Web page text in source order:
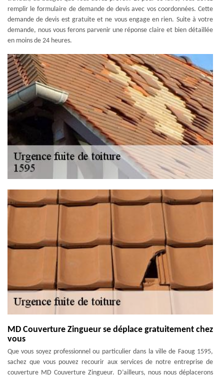
remplir le formulaire de demande de devis avec vos coordonnées. Cette
demande de devis est gratuite et ne vous engage en rien. Suite à votre
demande, nous vous ferons parvenir une réponse claire et bien détaillée
en moins de 24 heures.
MD Couverture Zingueur se déplace gratuitement chez
vous
Que vous soyez professionnel ou particulier dans la ville de Faoug 1595,
sachez que vous pouvez recourir aux services de notre entreprise de
couverture MD Couverture Zingueur. D’ailleurs, nous nous déplacerons